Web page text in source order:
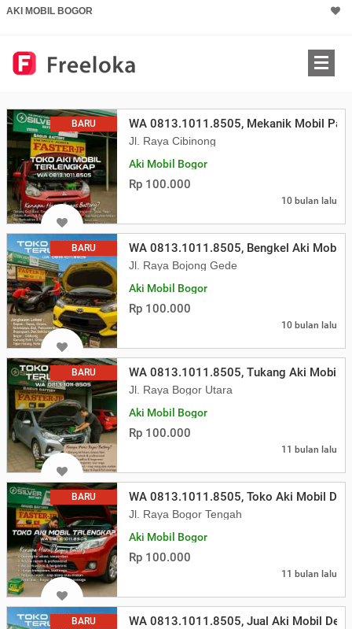
AKI MOBIL BOGOR
BARU WA 0813.1011.8505, Mekanik Mobil
Jl. Raya Cibinong
Aki Mobil Bogor
Rp 100.000
10 bulan lalu
BARU WA 0813.1011.8505, Bengkel Aki Mobil
Jl. Raya Bojong Gede
Aki Mobil Bogor
Rp 100.000
10 bulan lalu
BARU WA 0813.1011.8505, Tukang Aki Mobil
Jl. Raya Bogor Utara
Aki Mobil Bogor
Rp 100.000
11 bulan lalu
BARU WA 0813.1011.8505, Toko Aki Mobil
Jl. Raya Bogor Tengah
Aki Mobil Bogor
Rp 100.000
11 bulan lalu
BARU WA 0813.1011.8505, Jual Aki Mobil